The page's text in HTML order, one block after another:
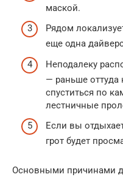
маской.
Рядом
еще одна
Неподалеку
— раньше
спуститься по
лестничные
Если вы
грот будет
Основными причинами